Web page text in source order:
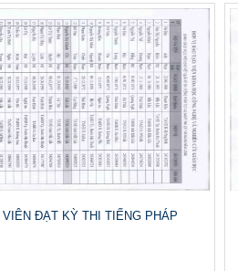
ĐẠT KỲ THI TIẾNG PHÁP